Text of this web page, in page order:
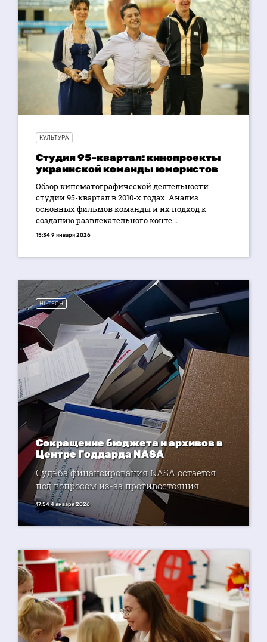
КУЛЬТУРА
Студия 95-квартал: кинопроекты
украинской команды юмористов
Обзор кинематографической деятельности
студии 95-квартал в 2010-х годах. Анализ
основных фильмов команды и их подход к
созданию развлекательного конте...
15:34 9 января 2026
HI-TECH
Сокращение бюджета и архивов в
Центре Годдарда NASA
Судьба финансирования NASA остаётся
под вопросом из-за противостояния
17:54 4 января 2026